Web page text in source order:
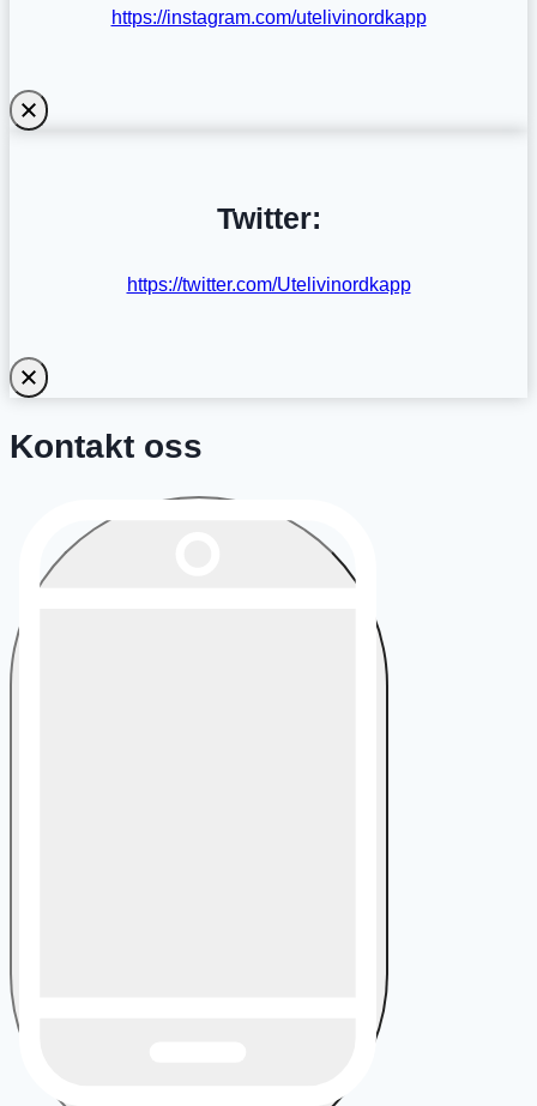
https://instagram.com/utelivinordkapp
Twitter:
https://twitter.com/Utelivinordkapp
Kontakt oss